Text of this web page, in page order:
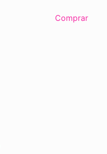
Comprar